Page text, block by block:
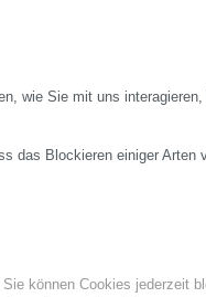
wie Sie mit uns
das Blockieren einiger Arten
können Cookies jederzeit